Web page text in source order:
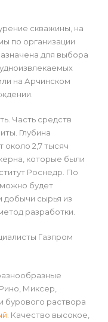
скважины, на
по организации
для выбора
на Арчинском
Часть средств
Глубина
около 2,7 тысяч
которые были
Роснедр. По
можно будет
добычи сырья из
разработки.
Газпром
Миксер,
бурового раствора
. Качество высокое,